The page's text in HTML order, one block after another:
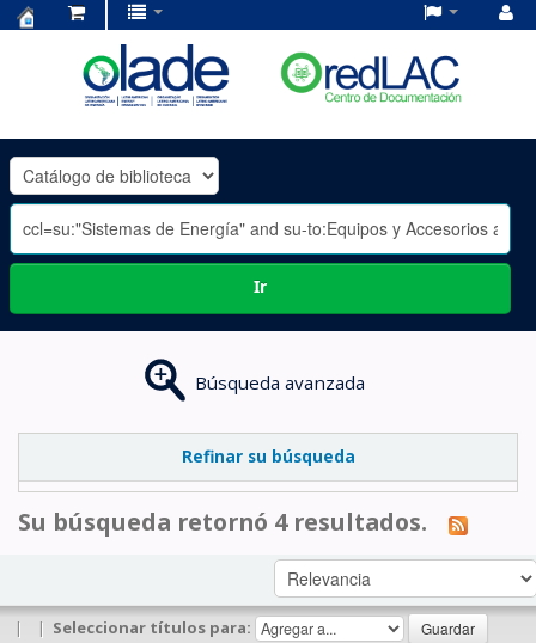
OLADE
-
Ir
Búsqueda avanzada
Refinar su búsqueda
Su búsqueda retornó 4 resultados.
| | Seleccionar títulos para: